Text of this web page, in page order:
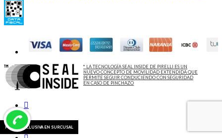
PROMO EXCLUSIVA EN SURCUSAL
PROMO EXCLUSIVA EN SURCUSAL
PROMO EXCLUSIVA EN SURCUSAL
PROMO EXCLUSIVA EN SURCUSAL
PROMO EXCLUSIVA EN SURCUSAL
* LA TECNOLOGÍA SEAL INSIDE DE PIRELLI ES UN
NUEVO CONCEPTO DE MOVILIDAD EXTENDIDA QUE
PERMITE SEGUIR CONDUCIENDO CON SEGURIDAD
EN CASO DE PINCHAZO